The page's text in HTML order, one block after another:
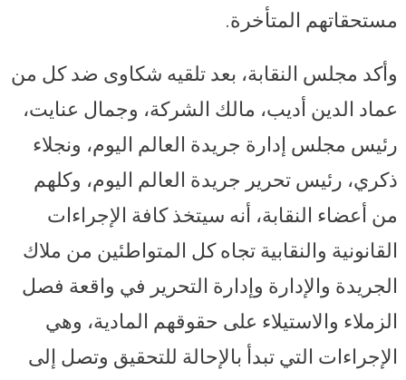
مستحقاتهم المتأخرة.
وأكد مجلس النقابة، بعد تلقيه شكاوى ضد كل من
عماد الدين أديب، مالك الشركة، وجمال عنايت،
رئيس مجلس إدارة جريدة العالم اليوم، ونجلاء
ذكري، رئيس تحرير جريدة العالم اليوم، وكلهم
من أعضاء النقابة، أنه سيتخذ كافة الإجراءات
القانونية والنقابية تجاه كل المتواطئين من ملاك
الجريدة والإدارة وإدارة التحرير في واقعة فصل
الزملاء والاستيلاء على حقوقهم المادية، وهي
الإجراءات التي تبدأ بالإحالة للتحقيق وتصل إلى